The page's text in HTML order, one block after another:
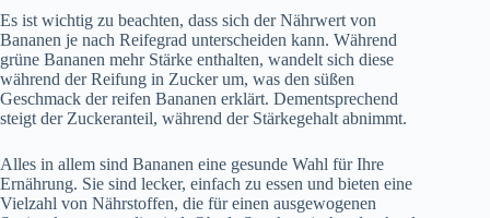
Es ist wichtig zu beachten, dass sich der Nährwert von
Bananen je nach Reifegrad unterscheiden kann. Während
grüne Bananen mehr Stärke enthalten, wandelt sich diese
während der Reifung in Zucker um, was den süßen
Geschmack der reifen Bananen erklärt. Dementsprechend
steigt der Zuckeranteil, während der Stärkegehalt abnimmt.
Alles in allem sind Bananen eine gesunde Wahl für Ihre
Ernährung. Sie sind lecker, einfach zu essen und bieten eine
Vielzahl von Nährstoffen, die für einen ausgewogenen